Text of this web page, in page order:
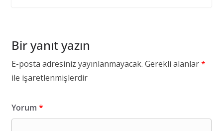
Bir yanıt yazın
E-posta adresiniz yayınlanmayacak. Gerekli alanlar*
ile işaretlenmişlerdir
Yorum *